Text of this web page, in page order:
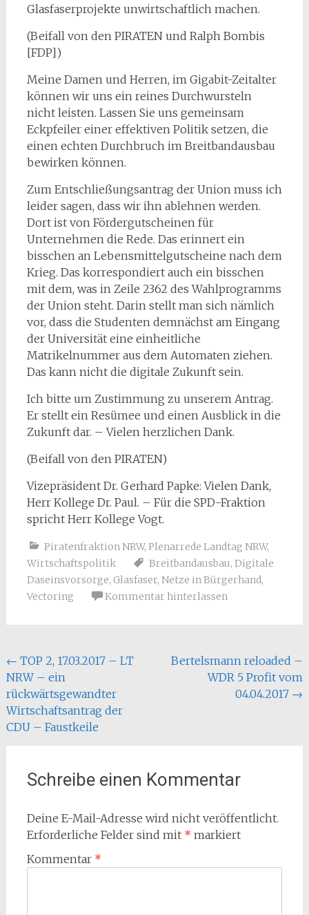
Glasfaserprojekte unwirtschaftlich machen.
(Beifall von den PIRATEN und Ralph Bombis
[FDP])
Meine Damen und Herren, im Gigabit-Zeitalter
können wir uns ein reines Durchwursteln
nicht leisten. Lassen Sie uns gemeinsam
Eckpfeiler einer effektiven Politik setzen, die
einen echten Durchbruch im Breitbandausbau
bewirken können.
Zum Entschließungsantrag der Union muss ich
leider sagen, dass wir ihn ablehnen werden.
Dort ist von Fördergutscheinen für
Unternehmen die Rede. Das erinnert ein
bisschen an Lebensmittelgutscheine nach dem
Krieg. Das korrespondiert auch ein bisschen
mit dem, was in Zeile 2362 des Wahlprogramms
der Union steht. Darin stellt man sich nämlich
vor, dass die Studenten demnächst am Eingang
der Universität eine einheitliche
Matrikelnummer aus dem Automaten ziehen.
Das kann nicht die digitale Zukunft sein.
Ich bitte um Zustimmung zu unserem Antrag.
Er stellt ein Resümee und einen Ausblick in die
Zukunft dar. – Vielen herzlichen Dank.
(Beifall von den PIRATEN)
Vizepräsident Dr. Gerhard Papke: Vielen Dank,
Herr Kollege Dr. Paul. – Für die SPD-Fraktion
spricht Herr Kollege Vogt.
Piratenfraktion NRW, Plenarrede Landtag NRW,
Wirtschaftspolitik
Breitbandausbau, Digitale
Daseinsvorsorge, Glasfaser, Netze in Bürgerhand,
Vectoring
Kommentar hinterlassen
Beitragsnavigation
← TOP 2, 17.03.2017 – LT
NRW – ein
rückwärtsgewandter
Wirtschaftsantrag der
CDU – Faustkeile
Bertelsmann reloaded –
WDR 5 Profit vom
04.04.2017 →
Schreibe einen Kommentar
Deine E-Mail-Adresse wird nicht veröffentlicht.
Erforderliche Felder sind mit * markiert
Kommentar *